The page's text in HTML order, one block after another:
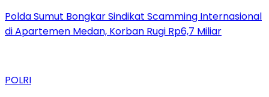
Polda Sumut Bongkar Sindikat Scamming Internasional
di Apartemen Medan, Korban Rugi Rp6,7 Miliar
POLRI